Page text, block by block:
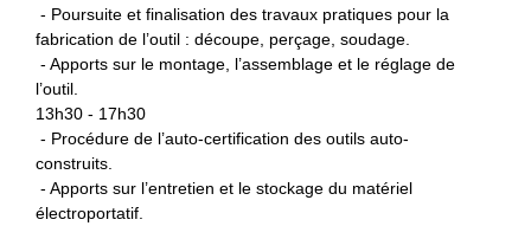
- Poursuite et finalisation des travaux pratiques pour la
fabrication de l’outil : découpe, perçage, soudage.
- Apports sur le montage, l’assemblage et le réglage de
l’outil.
13h30 - 17h30
- Procédure de l’auto-certification des outils auto-
construits.
- Apports sur l’entretien et le stockage du matériel
électroportatif.